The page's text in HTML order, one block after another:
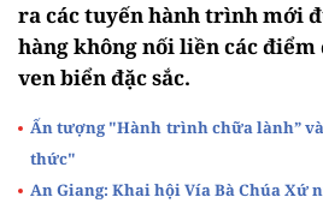
ra các tuyến hành trình mới
hàng không nối liền các điểm
ven biển đặc sắc.
Ấn tượng "Hành trình chữa lành”
thức"
An Giang: Khai hội Vía Bà Chúa Xứ